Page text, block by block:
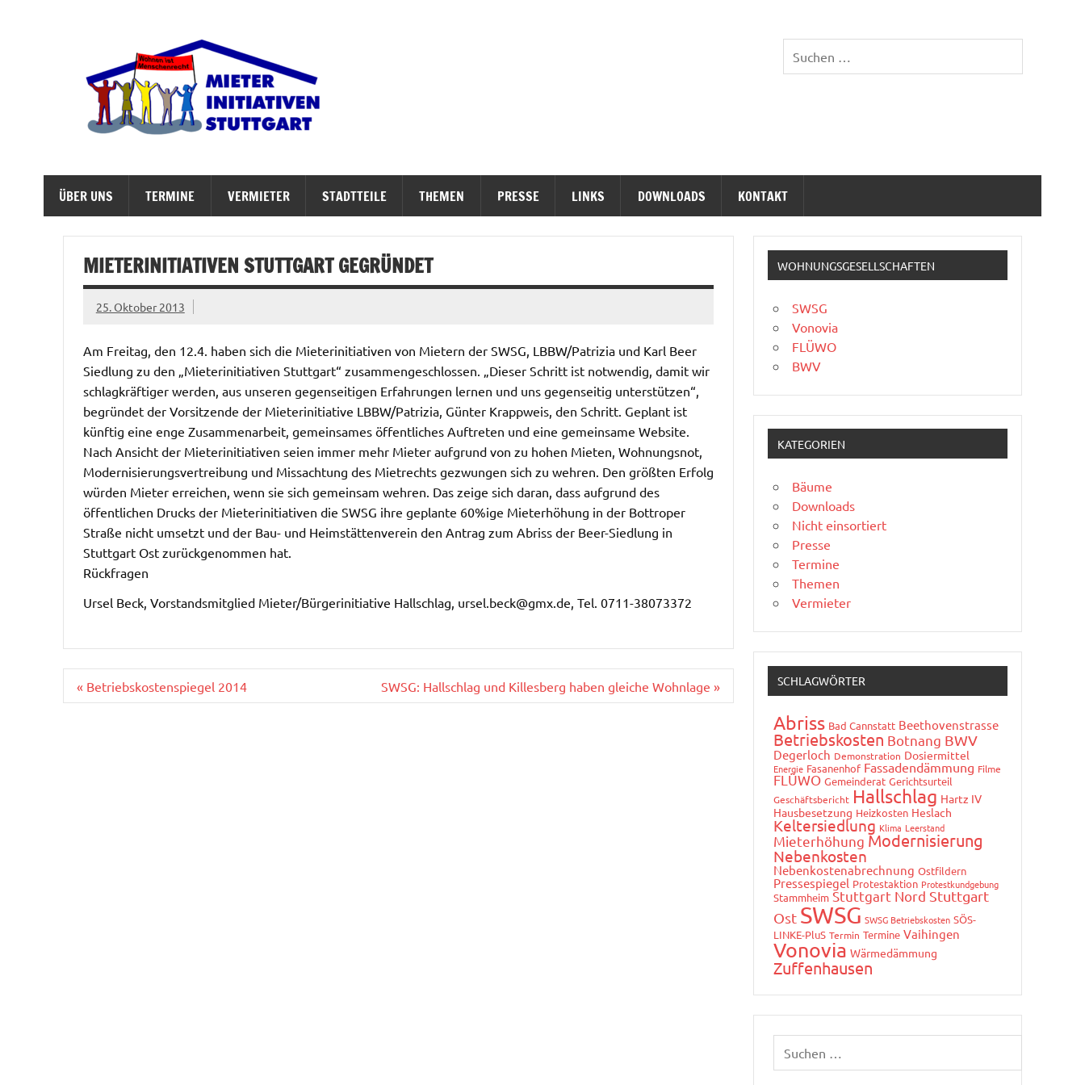
ÜBER UNS TERMINE VERMIETER STADTTEILE THEMEN PRESSE LINKS DOWNLOADS KONTAKT
MIETERINITIATIVEN STUTTGART GEGRÜNDET
25. Oktober 2013
Am Freitag, den 12.4. haben sich die Mieterinitiativen von Mietern der SWSG, LBBW/Patrizia und Karl Beer
Siedlung zu den „Mieterinitiativen Stuttgart“ zusammengeschlossen. „Dieser Schritt ist notwendig, damit wir
schlagkräftiger werden, aus unseren gegenseitigen Erfahrungen lernen und uns gegenseitig unterstützen“,
begründet der Vorsitzende der Mieterinitiative LBBW/Patrizia, Günter Krappweis, den Schritt. Geplant ist
künftig eine enge Zusammenarbeit, gemeinsames öffentliches Auftreten und eine gemeinsame Website.
Nach Ansicht der Mieterinitiativen seien immer mehr Mieter aufgrund von zu hohen Mieten, Wohnungsnot,
Modernisierungsvertreibung und Missachtung des Mietrechts gezwungen sich zu wehren. Den größten Erfolg
würden Mieter erreichen, wenn sie sich gemeinsam wehren. Das zeige sich daran, dass aufgrund des
öffentlichen Drucks der Mieterinitiativen die SWSG ihre geplante 60%ige Mieterhöhung in der Bottroper
Straße nicht umsetzt und der Bau- und Heimstättenverein den Antrag zum Abriss der Beer-Siedlung in
Stuttgart Ost zurückgenommen hat.
Rückfragen
Ursel Beck, Vorstandsmitglied Mieter/Bürgerinitiative Hallschlag, ursel.beck@gmx.de, Tel. 0711-38073372
Beitragsnavigation
« Betriebskostenspiegel 2014 SWSG: Hallschlag und Killesberg haben gleiche Wohnlage »
WOHNUNGSGESELLSCHAFTEN
SWSG
Vonovia
FLÜWO
BWV
KATEGORIEN
Bäume
Downloads
Nicht einsortiert
Presse
Termine
Themen
Vermieter
SCHLAGWÖRTER
Abriss Bad Cannstatt Beethovenstrasse
Betriebskosten Botnang BWV
Degerloch Demonstration Dosiermittel
Energie Fasanenhof Fassadendämmung Filme
FLÜWO Gemeinderat Gerichtsurteil
Geschäftsbericht Hallschlag Hartz IV
Hausbesetzung Heizkosten Heslach
Keltersiedlung Klima Leerstand
Mieterhöhung Modernisierung
Nebenkosten
Nebenkostenabrechnung Ostfildern
Pressespiegel Protestaktion Protestkundgebung
Stammheim Stuttgart Nord Stuttgart
Ost SWSG SWSG Betriebskosten SÖS-
LINKE-PluS Termin Termine Vaihingen
Vonovia Wärmedämmung
Zuffenhausen